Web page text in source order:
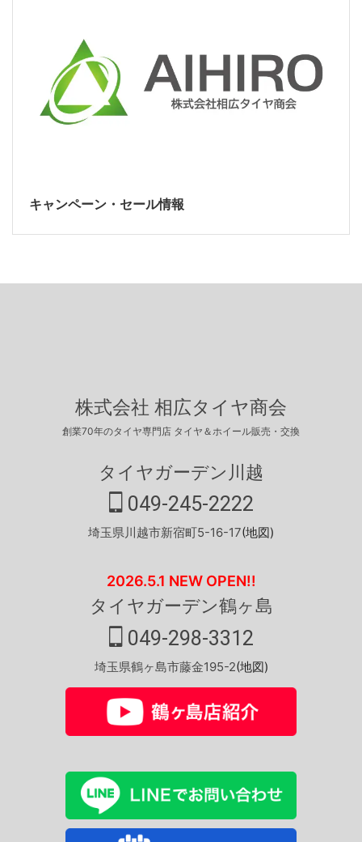
キャンペーン・セール情報
株式会社 相広タイヤ商会
創業70年のタイヤ専門店 タイヤ＆ホイール販売・交換
タイヤガーデン川越
049-245-2222
埼玉県川越市新宿町5-16-17(地図)
2026.5.1 NEW OPEN!!
タイヤガーデン鶴ヶ島
049-298-3312
埼玉県鶴ヶ島市藤金195-2(地図)